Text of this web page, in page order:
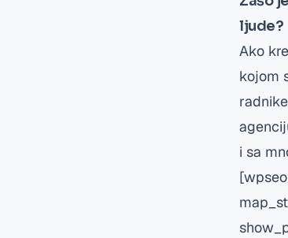
ljude?
Ako
kojom
i sa